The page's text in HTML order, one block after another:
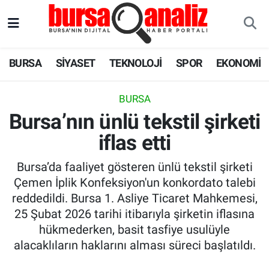
BURSA SİYASET TEKNOLOJİ SPOR EKONOMİ
BURSA
Bursa’nın ünlü tekstil şirketi
iflas etti
Bursa’da faaliyet gösteren ünlü tekstil şirketi
Çemen İplik Konfeksiyon'un konkordato talebi
reddedildi. Bursa 1. Asliye Ticaret Mahkemesi,
25 Şubat 2026 tarihi itibarıyla şirketin iflasına
hükmederken, basit tasfiye usulüyle
alacaklıların haklarını alması süreci başlatıldı.
EKONOMİ
SAĞLIK
ASTROLOJİ
Süper Lig Puan Durumu ve Fikstür
Tüm Manşetler
Son Dakika Haberleri
Haber Arşivi